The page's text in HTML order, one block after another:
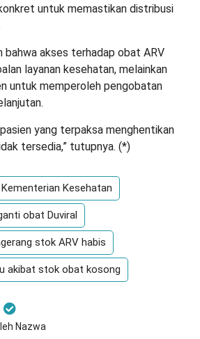
untuk memastikan distribusi
bahwa akses terhadap obat ARV
layanan kesehatan, melainkan
untuk memperoleh pengobatan
yang terpaksa menghentikan
tersedia,” tutupnya. (*)
Kesehatan
obat Duviral
stok ARV habis
akibat stok obat kosong
Nazwa